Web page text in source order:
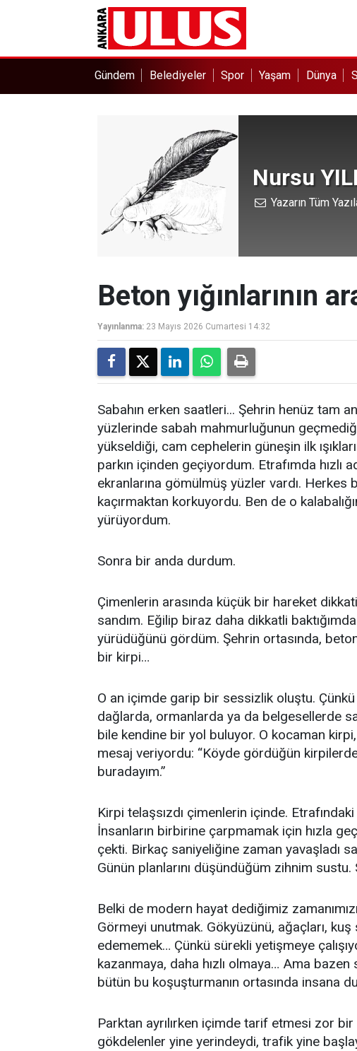
Gündem Belediyeler Spor Yaşam Dünya
Nursu
Yazarın Tüm
Beton yığınlarının
Yayınlanma: 23 Mayıs 2026 Cumartesi 14:32
Sabahın erken saatleri... Şehrin henüz tam
yüzlerinde sabah mahmurluğunun
yükseldiği, cam cephelerin güneşin ilk
parkın içinden geçiyordum. Etrafımda hızlı
ekranlarına gömülmüş yüzler vardı.
kaçırmaktan korkuyordu. Ben de o
yürüyordum.
Sonra bir anda durdum.
Çimenlerin arasında küçük bir hareket
sandım. Eğilip biraz daha dikkatli
yürüdüğünü gördüm. Şehrin ortasında,
bir kirpi…
O an içimde garip bir sessizlik oluştu.
dağlarda, ormanlarda ya da belgesellerde
bile kendine bir yol buluyor. O kocaman
mesaj veriyordu: “Köyde gördüğün
buradayım.”
Kirpi telaşsızdı çimenlerin içinde.
İnsanların birbirine çarpmamak için hızla
çekti. Birkaç saniyeliğine zaman yavaşladı
Günün planlarını düşündüğüm zihnim
Belki de modern hayat dediğimiz
Görmeyi unutmak. Gökyüzünü, ağaçları,
edememek… Çünkü sürekli yetişmeye
kazanmaya, daha hızlı olmaya… Ama
bütün bu koşuşturmanın ortasında insana
Parktan ayrılırken içimde tarif etmesi zor bir
gökdelenler yine yerindeydi, trafik yine